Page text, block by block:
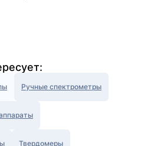
Ручные спектрометры
Твердомеры